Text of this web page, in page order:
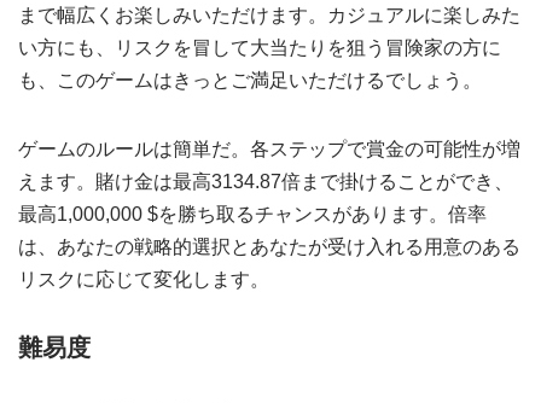
まで幅広くお楽しみいただけます。カジュアルに楽しみた
い方にも、リスクを冒して大当たりを狙う冒険家の方に
も、このゲームはきっとご満足いただけるでしょう。
ゲームのルールは簡単だ。各ステップで賞金の可能性が増
えます。賭け金は最高3134.87倍まで掛けることができ、
最高1,000,000 $を勝ち取るチャンスがあります。倍率
は、あなたの戦略的選択とあなたが受け入れる用意のある
リスクに応じて変化します。
難易度